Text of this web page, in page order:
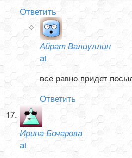
Ответить
Айрат Валиуллин
at
все равно придет
Ответить
Ирина Бочарова
at